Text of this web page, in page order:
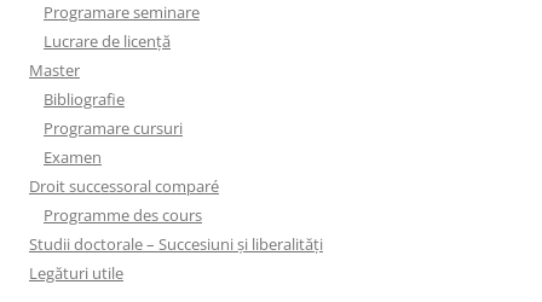
Programare seminare
Lucrare de licență
Master
Bibliografie
Programare cursuri
Examen
Droit successoral comparé
Programme des cours
Studii doctorale – Succesiuni și liberalități
Legături utile